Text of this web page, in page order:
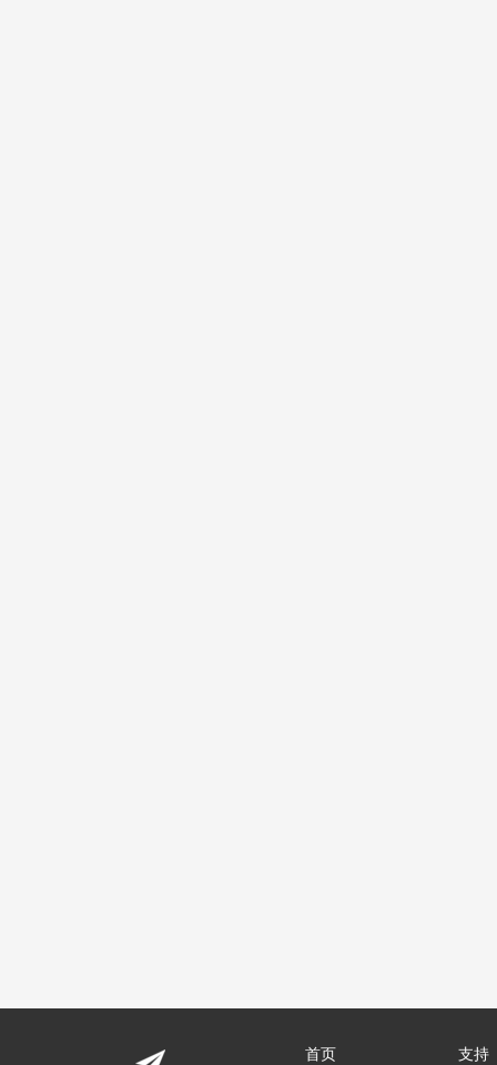
首页 支持